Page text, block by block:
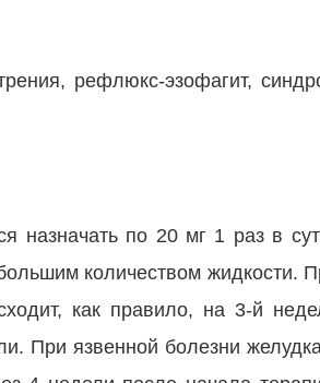
рефлюкс-эзофагит,
назначать по 20 мг 1 раз в
количеством жидкости.
как правило, на 3-й
При язвенной болезни